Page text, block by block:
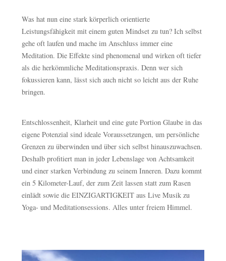
Was hat nun eine stark körperlich orientierte
Leistungsfähigkeit mit einem guten Mindset zu tun? Ich selbst
gehe oft laufen und mache im Anschluss immer eine
Meditation. Die Effekte sind phenomenal und wirken oft tiefer
als die herkömmliche Meditationspraxis. Denn wer sich
fokussieren kann, lässt sich auch nicht so leicht aus der Ruhe
bringen.
Entschlossenheit, Klarheit und eine gute Portion Glaube in das
eigene Potenzial sind ideale Voraussetzungen, um persönliche
Grenzen zu überwinden und über sich selbst hinauszuwachsen.
Deshalb profitiert man in jeder Lebenslage von Achtsamkeit
und einer starken Verbindung zu seinem Inneren. Dazu kommt
ein 5 Kilometer-Lauf, der zum Zeit lassen statt zum Rasen
einlädt sowie die EINZIGARTIGKEIT aus Live Musik zu
Yoga- und Meditationsessions. Alles unter freiem Himmel.